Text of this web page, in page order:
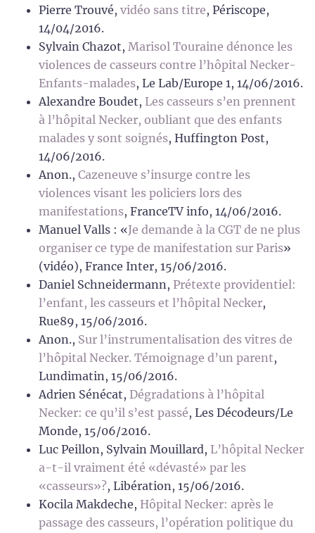
Pierre Trouvé, vidéo sans titre, Périscope,
14/04/2016.
Sylvain Chazot, Marisol Touraine dénonce les
violences de casseurs contre l’hôpital Necker-
Enfants-malades, Le Lab/Europe 1, 14/06/2016.
Alexandre Boudet, Les casseurs s’en prennent
à l’hôpital Necker, oubliant que des enfants
malades y sont soignés, Huffington Post,
14/06/2016.
Anon., Cazeneuve s’insurge contre les
violences visant les policiers lors des
manifestations, FranceTV info, 14/06/2016.
Manuel Valls : «Je demande à la CGT de ne plus
organiser ce type de manifestation sur Paris»
(vidéo), France Inter, 15/06/2016.
Daniel Schneidermann, Prétexte providentiel:
l’enfant, les casseurs et l’hôpital Necker,
Rue89, 15/06/2016.
Anon., Sur l’instrumentalisation des vitres de
l’hôpital Necker. Témoignage d’un parent,
Lundimatin, 15/06/2016.
Adrien Sénécat, Dégradations à l’hôpital
Necker: ce qu’il s’est passé, Les Décodeurs/Le
Monde, 15/06/2016.
Luc Peillon, Sylvain Mouillard, L’hôpital Necker
a-t-il vraiment été «dévasté» par les
«casseurs»?, Libération, 15/06/2016.
Kocila Makdeche, Hôpital Necker: après le
passage des casseurs, l’opération politique du